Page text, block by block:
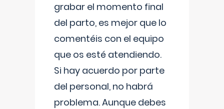
grabar el momento final
del parto, es mejor que lo
comentéis con el equipo
que os esté atendiendo.
Si hay acuerdo por parte
del personal, no habrá
problema. Aunque debes